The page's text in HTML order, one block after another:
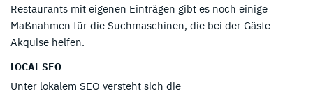
Restaurants mit eigenen Einträgen gibt es noch einige
Maßnahmen für die Suchmaschinen, die bei der Gäste-
Akquise helfen.
LOCAL SEO
Unter lokalem SEO versteht sich die